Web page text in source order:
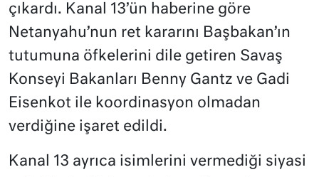
çıkardı. Kanal 13’ün haberine göre
Netanyahu’nun ret kararını Başbakan’ın
tutumuna öfkelerini dile getiren Savaş
Konseyi Bakanları Benny Gantz ve Gadi
Eisenkot ile koordinasyon olmadan
verdiğine işaret edildi.
Kanal 13 ayrıca isimlerini vermediği siyasi